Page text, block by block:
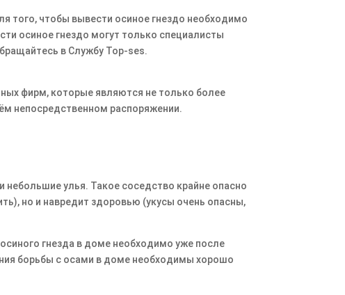
того, чтобы вывести осиное гнездо необходимо
осиное гнездо могут только специалисты
в Службу Top-ses.
фирм, которые являются не только более
непосредственном распоряжении.
улья. Такое соседство крайне опасно
но и навредит здоровью (укусы очень опасны,
гнезда в доме необходимо уже после
борьбы с осами в доме необходимы хорошо